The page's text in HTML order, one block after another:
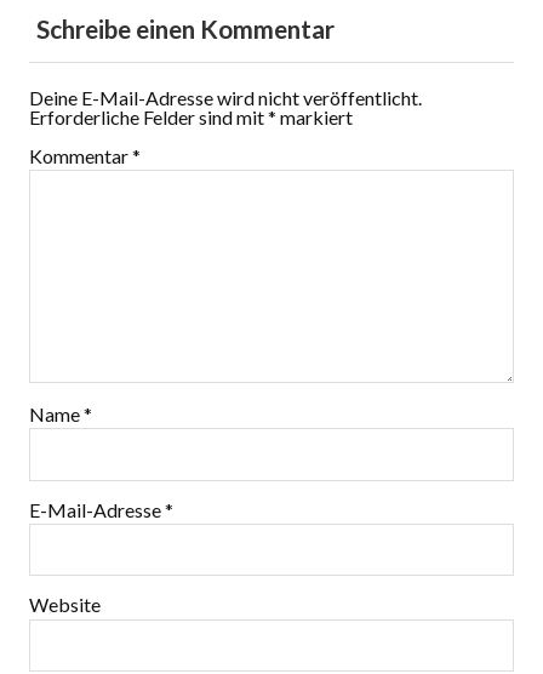
Schreibe einen Kommentar
Deine E-Mail-Adresse wird nicht veröffentlicht.
Erforderliche Felder sind mit* markiert
Kommentar*
Name*
E-Mail-Adresse*
Website